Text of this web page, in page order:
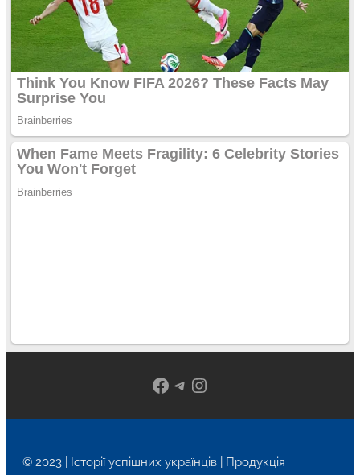
Facebook
Telegram
Instagram
© 2023 | Історії успішних українців | Продукція